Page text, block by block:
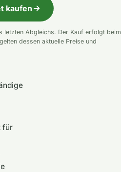
kaufen
letzten Abgleichs. Der Kauf erfolgt beim
dessen aktuelle Preise und
für